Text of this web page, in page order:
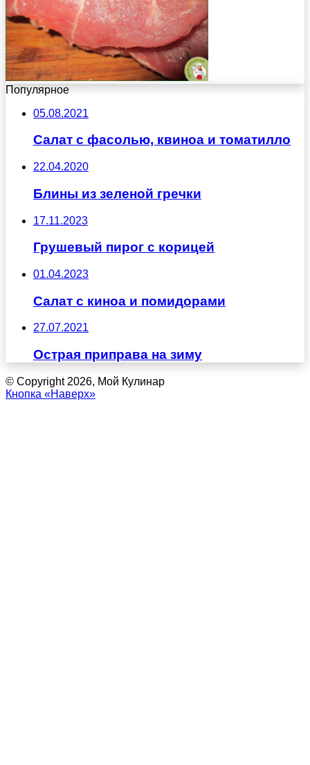
Популярное
05.08.2021
Салат с фасолью, квиноа и томатилло
22.04.2020
Блины из зеленой гречки
17.11.2023
Грушевый пирог с корицей
01.04.2023
Салат с киноа и помидорами
27.07.2021
Острая приправа на зиму
© Copyright 2026, Мой Кулинар
Кнопка «Наверх»